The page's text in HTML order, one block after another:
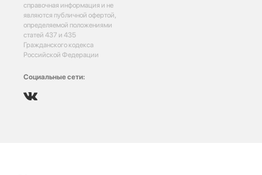
справочная информация и не
являются публичной офертой,
определяемой положениями
статей 437 и 435
Гражданского кодекса
Российской Федерации
Социальные сети: